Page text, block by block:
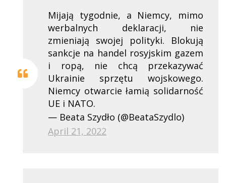
Mijają tygodnie, a Niemcy, mimo
werbalnych deklaracji, nie
zmieniają swojej polityki. Blokują
sankcje na handel rosyjskim gazem
i ropą, nie chcą przekazywać
Ukrainie sprzętu wojskowego.
Niemcy otwarcie łamią solidarność
UE i NATO.
— Beata Szydło (@BeataSzydlo)
April 21, 2022